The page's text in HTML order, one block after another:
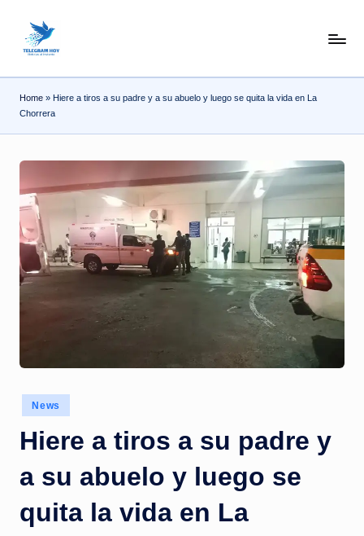
N
o
T
i
T
e
l
e
|
N
c
i
a
s
a
l
Home » Hiere a tiros a su padre y a su abuelo y luego se quita la vida en La
Chorrera
Posted
in
News
Hiere a tiros a su padre y
a su abuelo y luego se
quita la vida en La